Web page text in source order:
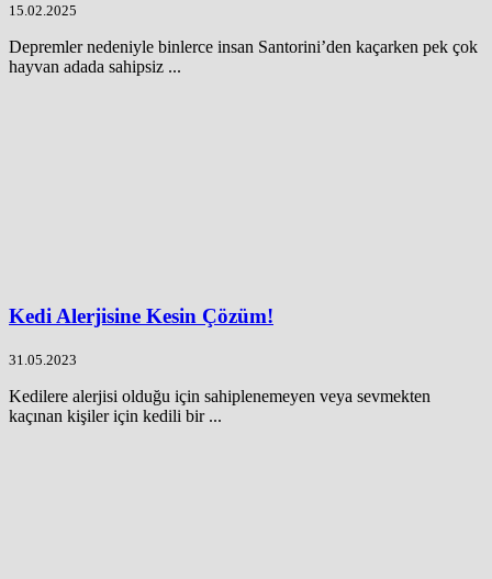
15.02.2025
Depremler nedeniyle binlerce insan Santorini’den kaçarken pek çok
hayvan adada sahipsiz ...
Kedi Alerjisine Kesin Çözüm!
31.05.2023
Kedilere alerjisi olduğu için sahiplenemeyen veya sevmekten
kaçınan kişiler için kedili bir ...